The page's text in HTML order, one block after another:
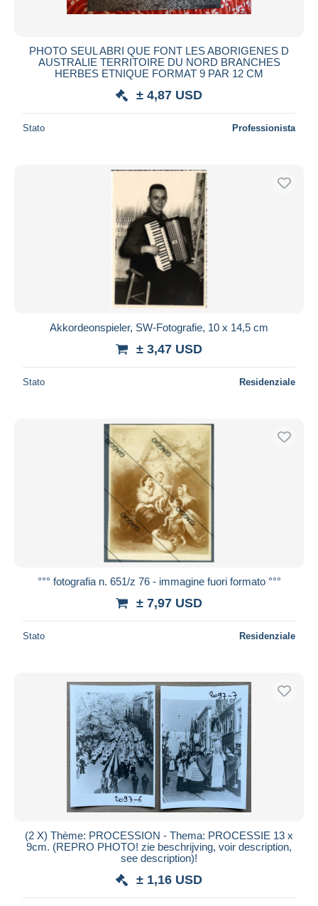
PHOTO SEUL ABRI QUE FONT LES ABORIGENES D
AUSTRALIE TERRITOIRE DU NORD BRANCHES
HERBES ETNIQUE FORMAT 9 PAR 12 CM
± 4,87 USD
Stato Professionista
Akkordeonspieler, SW-Fotografie, 10 x 14,5 cm
± 3,47 USD
Stato Residenziale
°°° fotografia n. 651/z 76 - immagine fuori formato °°°
± 7,97 USD
Stato Residenziale
(2 X) Thème: PROCESSION - Thema: PROCESSIE 13 x
9cm. (REPRO PHOTO! zie beschrijving, voir description,
see description)!
± 1,16 USD